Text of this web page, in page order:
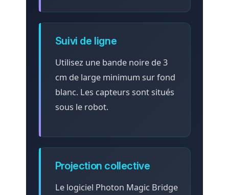
Suivi de ligne
Utilisez une bande noire de 3
cm de large minimum sur fond
blanc. Les capteurs sont situés
sous le robot.
Projection collective
Le logiciel Photon Magic Bridge